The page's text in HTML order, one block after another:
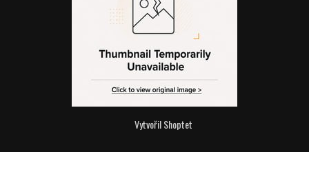
Vytvořil Shoptet